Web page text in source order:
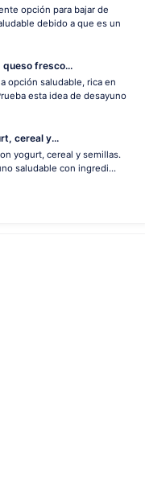
opción para bajar de
debido a que es un
queso fresco...
opción saludable, rica en
esta idea de desayuno
cereal y...
yogurt, cereal y semillas.
saludable con ingredi...